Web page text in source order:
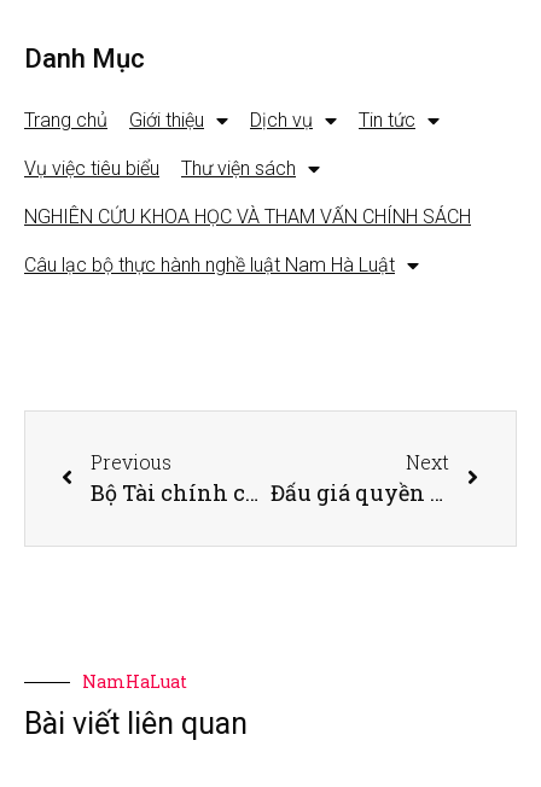
Danh Mục
Trang chủ Giới thiệu Dịch vụ Tin tức
Vụ việc tiêu biểu Thư viện sách
NGHIÊN CỨU KHOA HỌC VÀ THAM VẤN CHÍNH SÁCH
Câu lạc bộ thực hành nghề luật Nam Hà Luật
Previous
Bộ Tài chính cảnh báo về các sàn giao dịch tiền ảo trái phép
Next
Đấu giá quyền sử dụng đất trong những trường hợp nào?
NamHaLuat
Bài viết liên quan